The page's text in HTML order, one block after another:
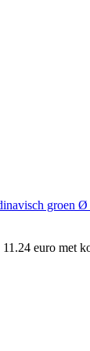
groen
euro met